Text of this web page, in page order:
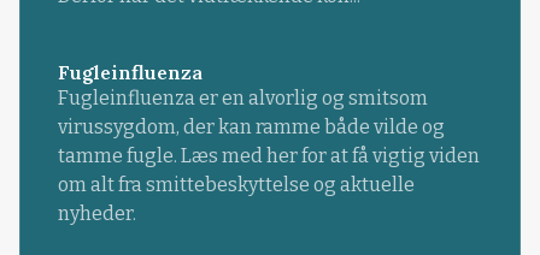
Fugleinfluenza
Fugleinfluenza er en alvorlig og smitsom
virussygdom, der kan ramme både vilde og
tamme fugle. Læs med her for at få vigtig viden
om alt fra smittebeskyttelse og aktuelle
nyheder.